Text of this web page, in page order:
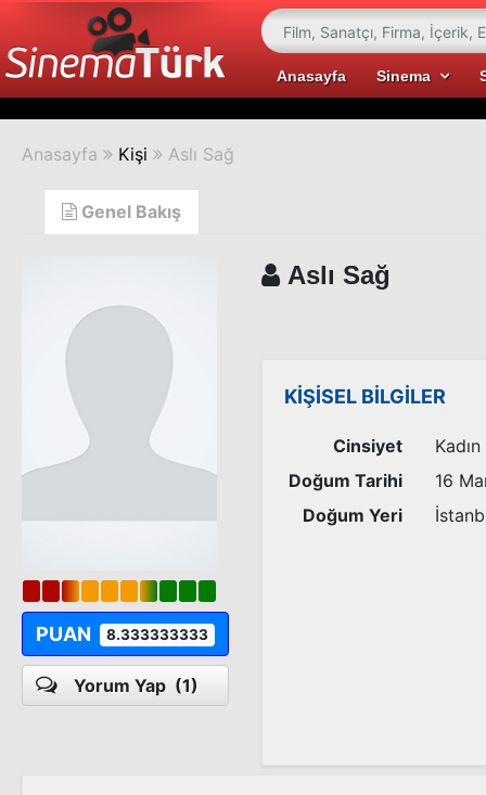
Anasayfa Sinema
Anasayfa Kişi Aslı Sağ
Genel Bakış
PUAN 8.333333333
Yorum Yap (1)
Aslı Sağ
KİŞİSEL BİLGİLER
Cinsiyet
Kadın
Doğum Tarihi
16
Doğum Yeri